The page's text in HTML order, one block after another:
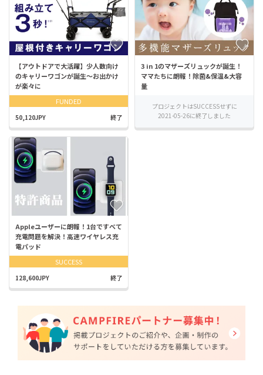
【アウトドアで大活躍】少人数向け
のキャリーワゴンが誕生～お出かけ
が楽々に
FUNDED
50,120JPY 終了
3 in 1のマザーズリュックが誕生！
ママたちに朗報！除菌&保温&大容
量
プロジェクトはSUCCESSせずに
2021-05-26に終了しました
Appleユーザーに朗報！1台ですべて
充電問題を解決！高速ワイヤレス充
電パッド
SUCCESS
128,600JPY 終了